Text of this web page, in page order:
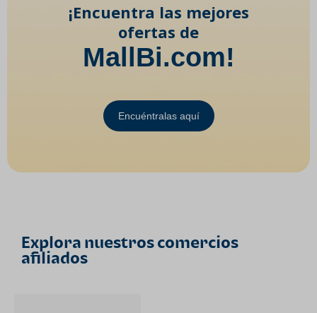
¡Encuentra las mejores
ofertas de
MallBi.com!
Encuéntralas aquí
Explora nuestros comercios
afiliados